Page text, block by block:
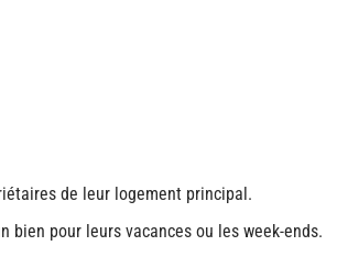
de leur logement principal.
bien pour leurs vacances ou les week-ends.